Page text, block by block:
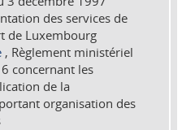
des services de
de Luxembourg
, Règlement ministériel
concernant les
de la
organisation des